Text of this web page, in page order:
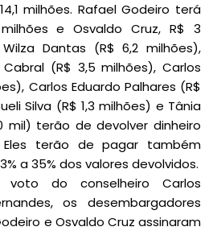
milhões. Rafael Godeiro terá
e Osvaldo Cruz, R$ 3
Dantas (R$ 6,2 milhões),
(R$ 3,5 milhões), Carlos
Carlos Eduardo Palhares (R$
Silva (R$ 1,3 milhões) e Tânia
mil) terão de devolver dinheiro
terão de pagar também
a 35% dos valores devolvidos.
do conselheiro Carlos
os desembargadores
e Osvaldo Cruz assinaram